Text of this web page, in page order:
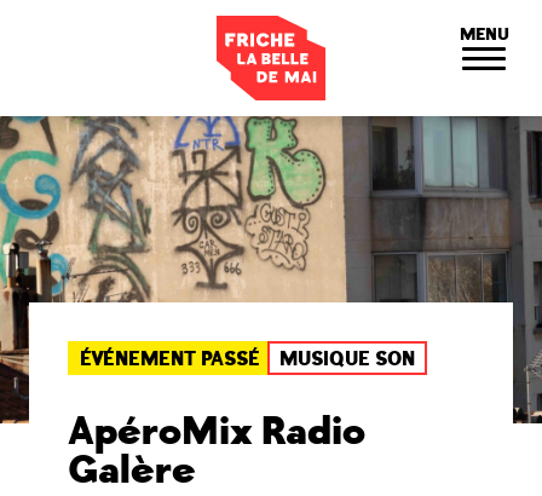
MENU
ÉVÉNEMENT PASSÉ MUSIQUE SON
ApéroMix Radio
Galère
Panneau de gestion des cookies